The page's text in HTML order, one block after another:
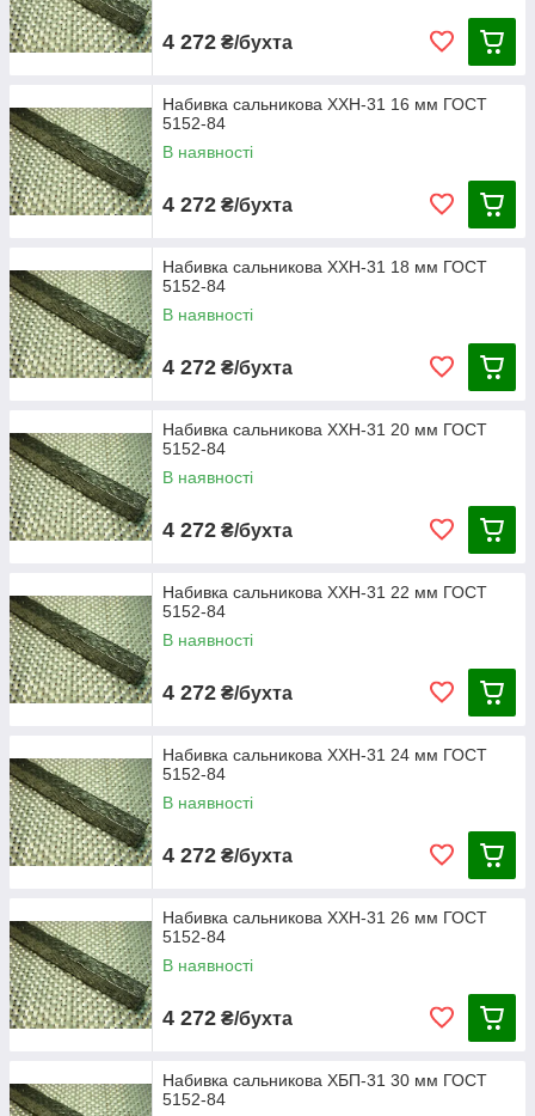
4 272 ₴/бухта
Набивка сальникова ХХН-31 16 мм ГОСТ
5152-84
В наявності
4 272 ₴/бухта
Набивка сальникова ХХН-31 18 мм ГОСТ
5152-84
В наявності
4 272 ₴/бухта
Набивка сальникова ХХН-31 20 мм ГОСТ
5152-84
В наявності
4 272 ₴/бухта
Набивка сальникова ХХН-31 22 мм ГОСТ
5152-84
В наявності
4 272 ₴/бухта
Набивка сальникова ХХН-31 24 мм ГОСТ
5152-84
В наявності
4 272 ₴/бухта
Набивка сальникова ХХН-31 26 мм ГОСТ
5152-84
В наявності
4 272 ₴/бухта
Набивка сальникова ХБП-31 30 мм ГОСТ
5152-84